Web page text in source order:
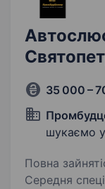
35 000 –
шукаємо
Повна
Середня